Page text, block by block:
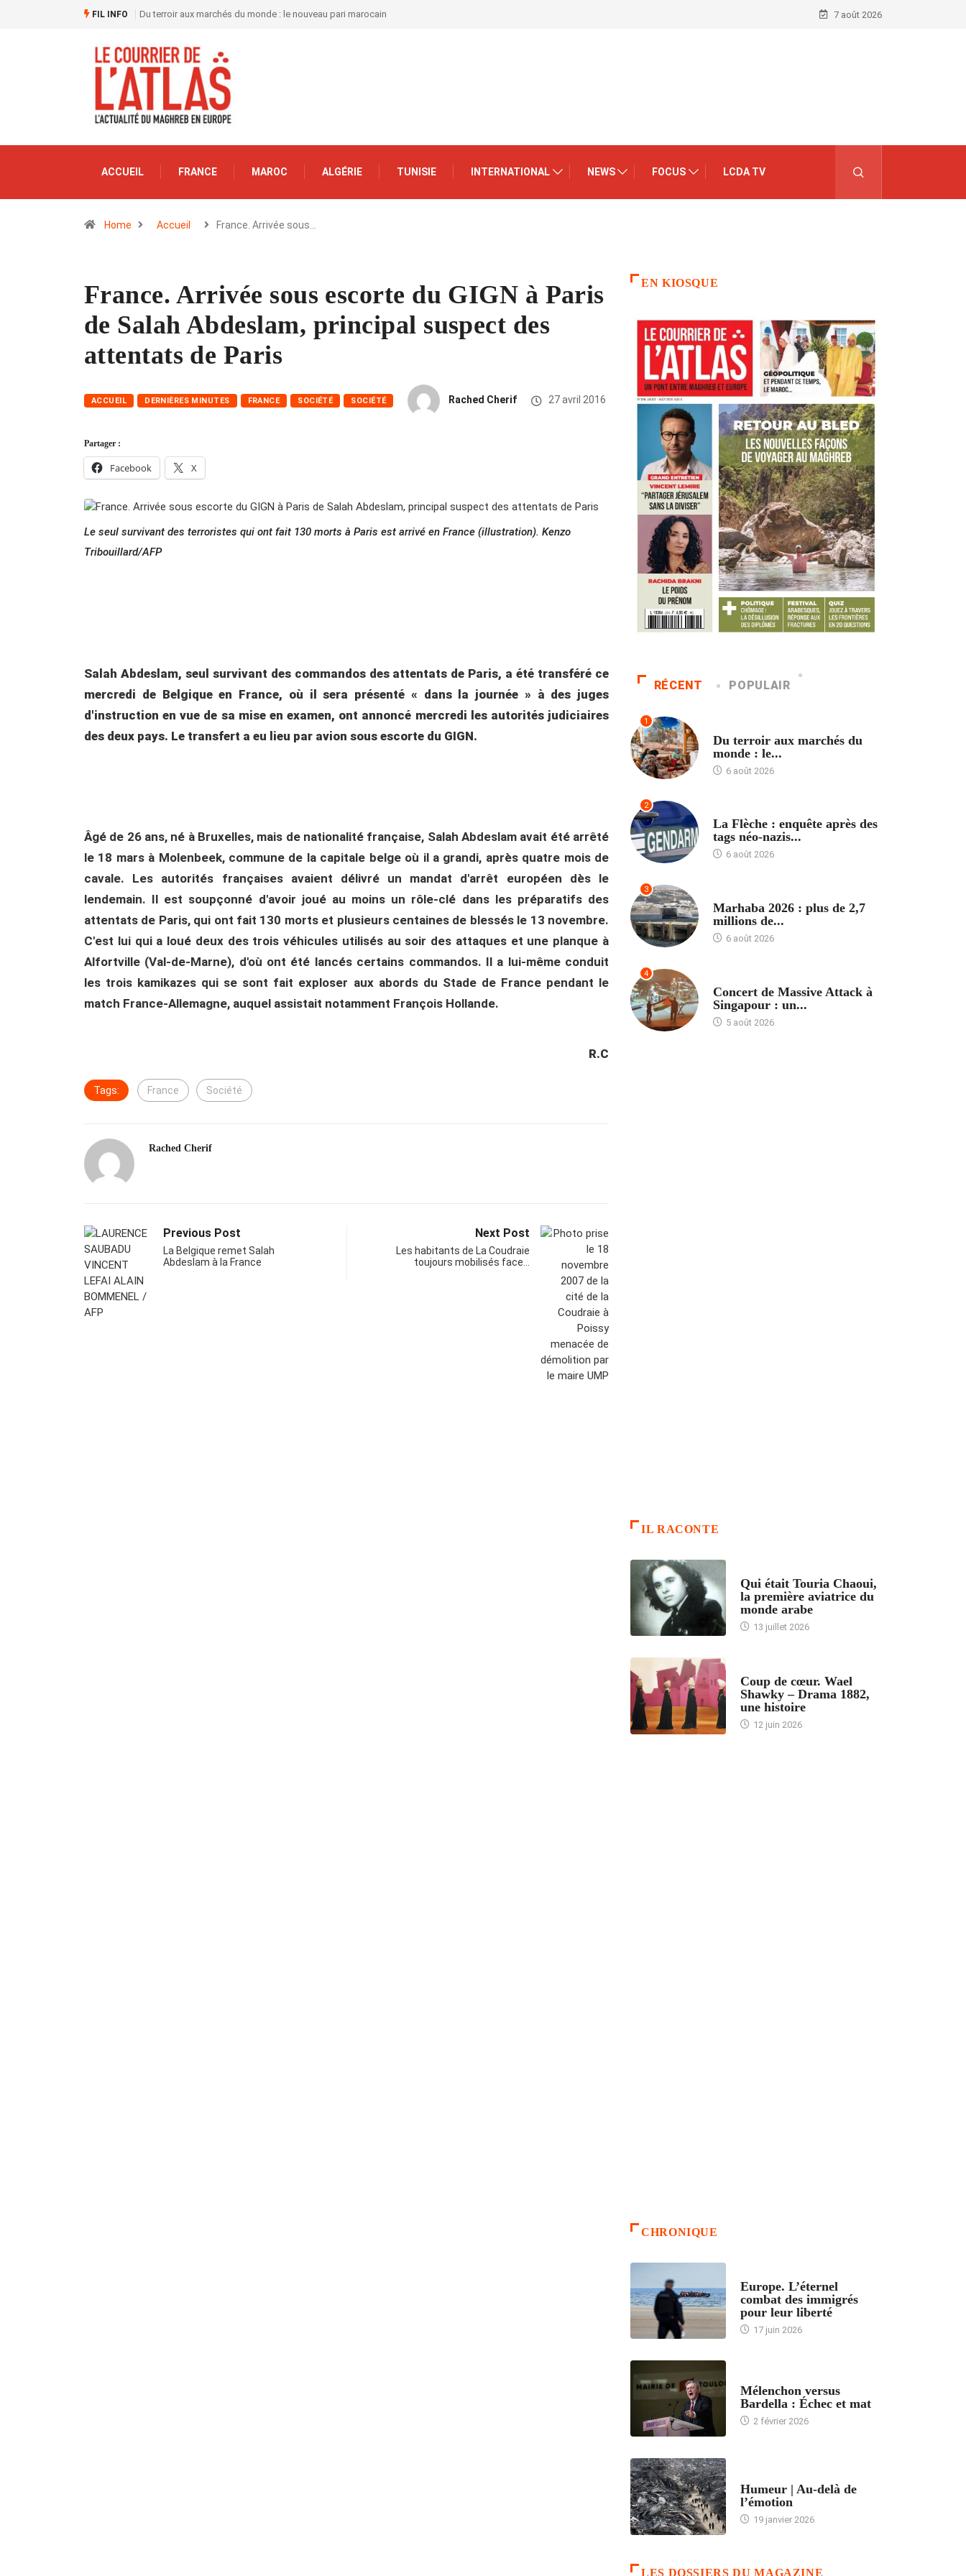
FIL INFO Du terroir aux marchés du monde : le nouveau pari marocain 7 août 2026
ACCUEIL FRANCE MAROC ALGÉRIE TUNISIE INTERNATIONAL NEWS FOCUS LCDA TV
Home Accueil France. Arrivée sous…
France. Arrivée sous escorte du GIGN à Paris
de Salah Abdeslam, principal suspect des
attentats de Paris
ACCUEIL DERNIÈRES MINUTES FRANCE SOCIÉTÉ SOCIÉTÉ Rached Cherif 27 avril 2016
Partager :
Facebook X
Le seul survivant des terroristes qui ont fait 130 morts à Paris est arrivé en France (illustration). Kenzo
Tribouillard/AFP
Salah Abdeslam, seul survivant des commandos des attentats de Paris, a été transféré ce
mercredi de Belgique en France, où il sera présenté « dans la journée » à des juges
d'instruction en vue de sa mise en examen, ont annoncé mercredi les autorités judiciaires
des deux pays. Le transfert a eu lieu par avion sous escorte du GIGN.
Âgé de 26 ans, né à Bruxelles, mais de nationalité française, Salah Abdeslam avait été arrêté
le 18 mars à Molenbeek, commune de la capitale belge où il a grandi, après quatre mois de
cavale. Les autorités françaises avaient délivré un mandat d'arrêt européen dès le
lendemain. Il est soupçonné d'avoir joué au moins un rôle-clé dans les préparatifs des
attentats de Paris, qui ont fait 130 morts et plusieurs centaines de blessés le 13 novembre.
C'est lui qui a loué deux des trois véhicules utilisés au soir des attaques et une planque à
Alfortville (Val-de-Marne), d'où ont été lancés certains commandos. Il a lui-même conduit
les trois kamikazes qui se sont fait exploser aux abords du Stade de France pendant le
match France-Allemagne, auquel assistait notamment François Hollande.
R.C
Tags: France Société
Rached Cherif
Previous Post
La Belgique remet Salah
Abdeslam à la France
Next Post
Les habitants de La Coudraie
toujours mobilisés face…
EN KIOSQUE
RÉCENT POPULAIR
1
Du terroir aux marchés du
monde : le...
6 août 2026
2
La Flèche : enquête après des
tags néo-nazis...
6 août 2026
3
Marhaba 2026 : plus de 2,7
millions de...
6 août 2026
4
Concert de Massive Attack à
Singapour : un...
5 août 2026
IL RACONTE
Qui était Touria Chaoui,
la première aviatrice du
monde arabe
13 juillet 2026
Coup de cœur. Wael
Shawky – Drama 1882,
une histoire
12 juin 2026
CHRONIQUE
Europe. L’éternel
combat des immigrés
pour leur liberté
17 juin 2026
Mélenchon versus
Bardella : Échec et mat
2 février 2026
Humeur | Au-delà de
l’émotion
19 janvier 2026
LES DOSSIERS DU MAGAZINE